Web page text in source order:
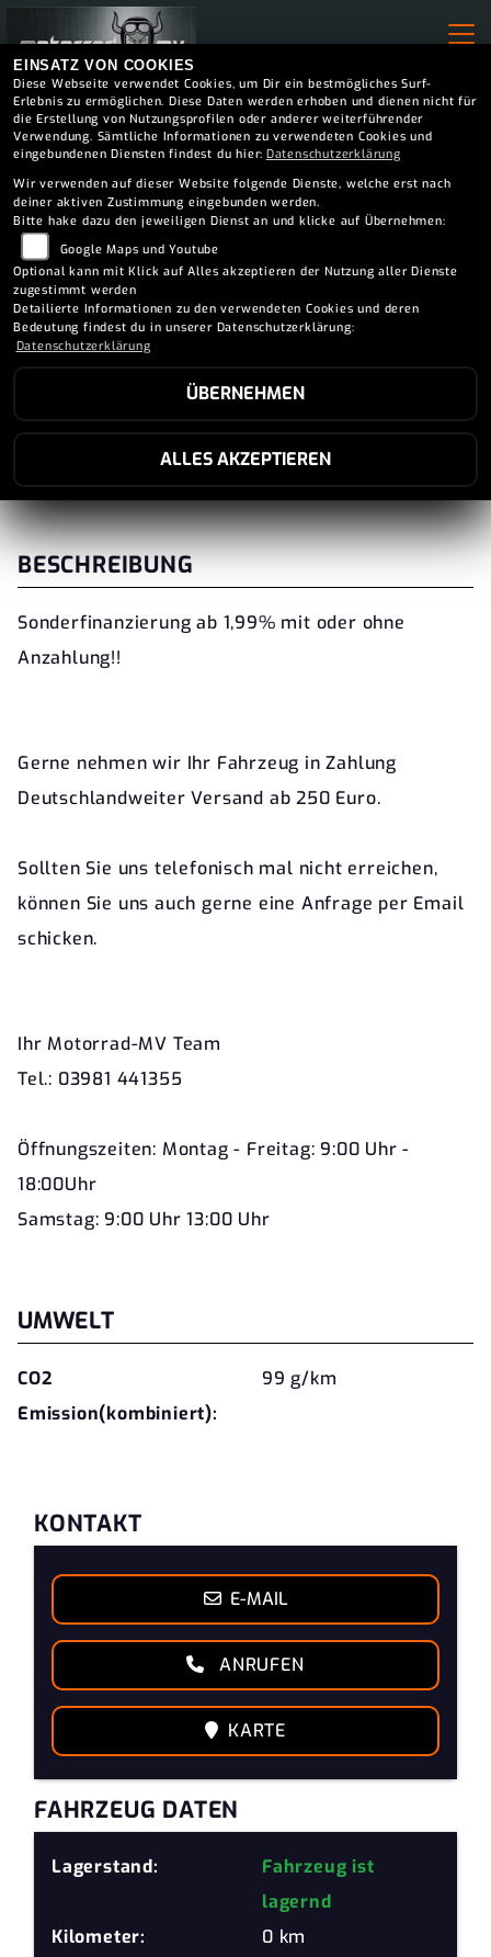
SUZUKI GSX-8T
9.599 EUR
BESCHREIBUNG
Sonderfinanzierung ab 1,99% mit oder ohne
Anzahlung!!
Gerne nehmen wir Ihr Fahrzeug in Zahlung
Deutschlandweiter Versand ab 250 Euro.
Sollten Sie uns telefonisch mal nicht erreichen,
können Sie uns auch gerne eine Anfrage per Email
schicken.
Ihr Motorrad-MV Team
Tel.: 03981 441355
Öffnungszeiten: Montag - Freitag: 9:00 Uhr -
18:00Uhr
Samstag: 9:00 Uhr 13:00 Uhr
UMWELT
CO2
Emission(kombiniert):
99 g/km
KONTAKT
E-MAIL
ANRUFEN
KARTE
FAHRZEUG DATEN
Lagerstand:
Fahrzeug ist
lagernd
Kilometer:
0 km
EINSATZ VON COOKIES
Diese Webseite verwendet Cookies, um Dir ein bestmögliches Surf-
Erlebnis zu ermöglichen. Diese Daten werden erhoben und dienen nicht für
die Erstellung von Nutzungsprofilen oder anderer weiterführender
Verwendung. Sämtliche Informationen zu verwendeten Cookies und
eingebundenen Diensten findest du hier: Datenschutzerklärung
Wir verwenden auf dieser Website folgende Dienste, welche erst nach
deiner aktiven Zustimmung eingebunden werden.
Bitte hake dazu den jeweiligen Dienst an und klicke auf Übernehmen:
Google Maps und Youtube
Optional kann mit Klick auf Alles akzeptieren der Nutzung aller Dienste
zugestimmt werden
Detailierte Informationen zu den verwendeten Cookies und deren
Bedeutung findest du in unserer Datenschutzerklärung:
Datenschutzerklärung
ÜBERNEHMEN
ALLES AKZEPTIEREN